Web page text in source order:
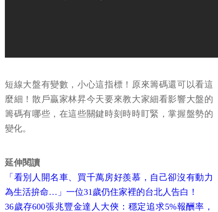
短線大盤有變數，小心這指標！原來籌碼還可以看這
麼細！散戶贏家林昇今天要來教大家細看影響大盤的
籌碼有哪些，在這些關鍵時刻時時盯緊，掌握盤勢的
變化。
延伸閱讀
「看別人開名車、買千萬房好羨慕，自己卻沒有動力
為生活拚命…」一位31歲仍住家裡的台北人告白！
36歲存600張兆豐金達人大俠：穩定追求5%報酬率，